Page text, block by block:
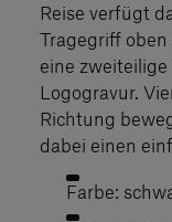
Reise verfügt
Tragegriff
eine
Logogravur.
Richtung
dabei einen
Farbe: